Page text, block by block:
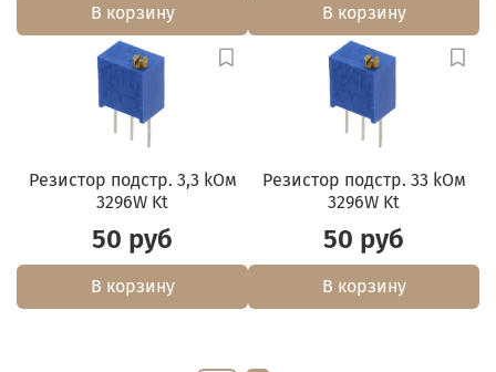
В корзину В корзину
Резистор подстр. 3,3 kОм
3296W Kt
50 руб
В корзину
Резистор подстр. 33 kОм
3296W Kt
50 руб
В корзину